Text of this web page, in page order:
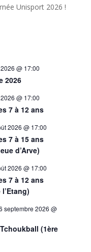
Unisport 2026 !
@ 17:00
2026
@ 17:00
7 à 12 ans
2026 @ 17:00
7 à 15 ans
d’Arve)
2026 @ 17:00
7 à 12 ans
septembre 2026 @
(1ère